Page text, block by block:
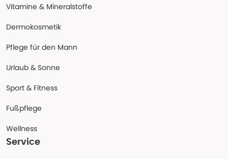
Vitamine & Mineralstoffe
Dermokosmetik
Pflege für den Mann
Urlaub & Sonne
Sport & Fitness
Fußpflege
Wellness
Service